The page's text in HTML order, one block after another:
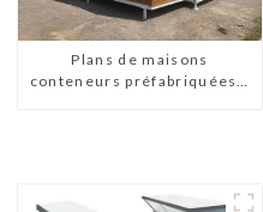
Plans de maisons
conteneurs préfabriquées à